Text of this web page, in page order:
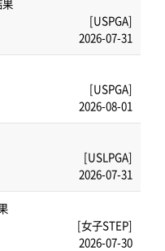
[USPGA]
2026-07-31
[USPGA]
2026-08-01
[USLPGA]
2026-07-31
[女子STEP]
2026-07-30